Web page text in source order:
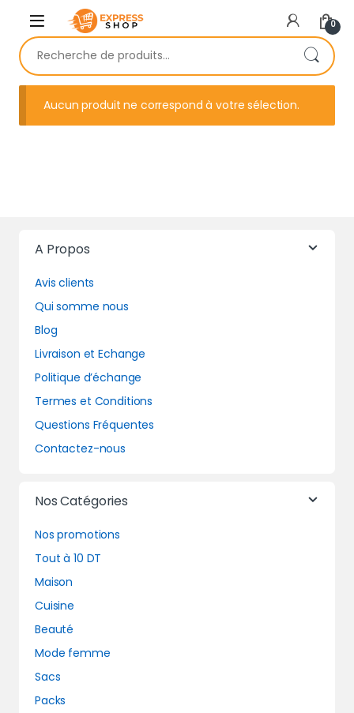
Skip to navigation
Skip to content
0
Recherche pour :
Aucun produit ne correspond à votre sélection.
A Propos
Avis clients
Qui somme nous
Blog
Livraison et Echange
Politique d’échange
Termes et Conditions
Questions Fréquentes
Contactez-nous
Nos Catégories
Nos promotions
Tout à 10 DT
Maison
Cuisine
Beauté
Mode femme
Sacs
Packs